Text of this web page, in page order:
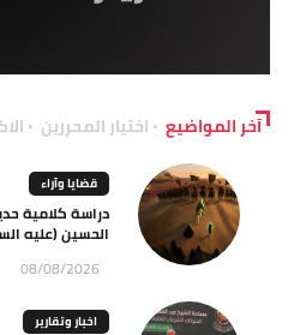
آخر المواضيع اختيار المحررين
قضايا وآراء
دراسة كلامية
الحسين (عليه
08/08/2026
اخبار وتقارير